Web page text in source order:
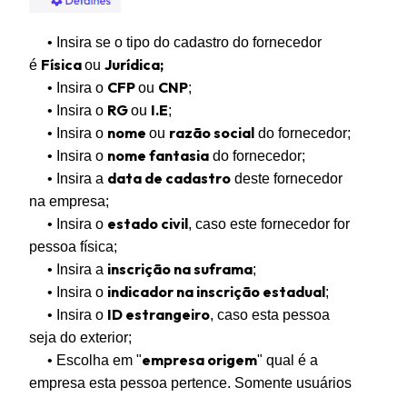
• Insira se o tipo do cadastro do fornecedor
é Físicaou Jurídica;
• Insira o CFPou CNP;
• Insira o RGou I.E;
• Insira o nome ou razão social do fornecedor;
• Insira o nome fantasia do fornecedor;
• Insira a data de cadastro deste fornecedor
na empresa;
• Insira o estado civil, caso este fornecedor for
pessoa física;
• Insira a inscrição na suframa;
• Insira o indicador na inscrição estadual;
• Insira o ID estrangeiro, caso esta pessoa
seja do exterior;
• Escolha em "empresa origem" qual é a
empresa esta pessoa pertence. Somente usuários